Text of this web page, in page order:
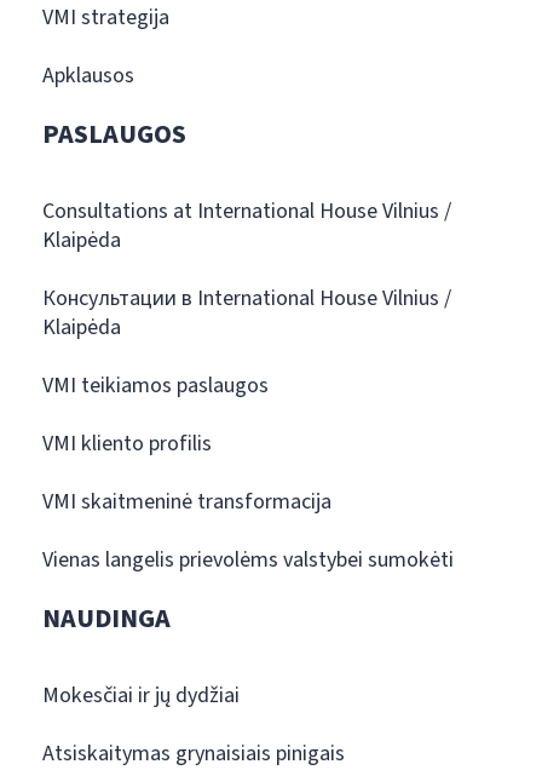
VMI strategija
Apklausos
PASLAUGOS
Consultations at International House Vilnius /
Klaipėda
Консультации в International House Vilnius /
Klaipėda
VMI teikiamos paslaugos
VMI kliento profilis
VMI skaitmeninė transformacija
Vienas langelis prievolėms valstybei sumokėti
NAUDINGA
Mokesčiai ir jų dydžiai
Atsiskaitymas grynaisiais pinigais